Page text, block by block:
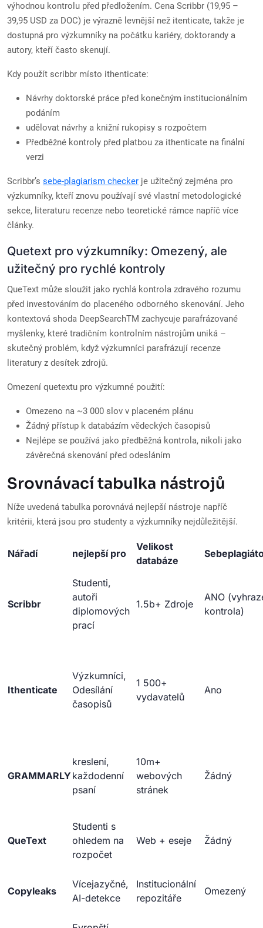
výhodnou kontrolu před předložením. Cena Scribbr (19,95 –
39,95 USD za DOC) je výrazně levnější než itenticate, takže je
dostupná pro výzkumníky na počátku kariéry, doktorandy a
autory, kteří často skenují.
Kdy použít scribbr místo ithenticate:
Návrhy doktorské práce před konečným institucionálním
podáním
udělovat návrhy a knižní rukopisy s rozpočtem
Předběžné kontroly před platbou za ithenticate na finální
verzi
Scribbr’s sebe-plagiarism checker je užitečný zejména pro
výzkumníky, kteří znovu používají své vlastní metodologické
sekce, literaturu recenze nebo teoretické rámce napříč více
články.
Quetext pro výzkumníky: Omezený, ale
užitečný pro rychlé kontroly
QueText může sloužit jako rychlá kontrola zdravého rozumu
před investováním do placeného odborného skenování. Jeho
kontextová shoda DeepSearchTM zachycuje parafrázované
myšlenky, které tradičním kontrolním nástrojům uniká –
skutečný problém, když výzkumníci parafrázují recenze
literatury z desítek zdrojů.
Omezení quetextu pro výzkumné použití:
Omezeno na ~3 000 slov v placeném plánu
Žádný přístup k databázím vědeckých časopisů
Nejlépe se používá jako předběžná kontrola, nikoli jako
závěrečná skenování před odesláním
Srovnávací tabulka nástrojů
Níže uvedená tabulka porovnává nejlepší nástroje napříč
kritérii, která jsou pro studenty a výzkumníky nejdůležitější.
Nářadí nejlepší pro
Velikost
databáze
Scribbr
Studenti,
autoři
diplomových
prací
1.5b+ Zdroje
ANO
kontrola)
Ithenticate
Výzkumníci,
Odesílání
časopisů
1 500+
vydavatelů
Ano
GRAMMARLY
kreslení,
každodenní
psaní
10m+
webových
stránek
Žádný
QueText
Studenti s
ohledem na
rozpočet
Web + eseje Žádný
Copyleaks
Vícejazyčné,
AI-detekce
Institucionální
repozitáře
Omezený